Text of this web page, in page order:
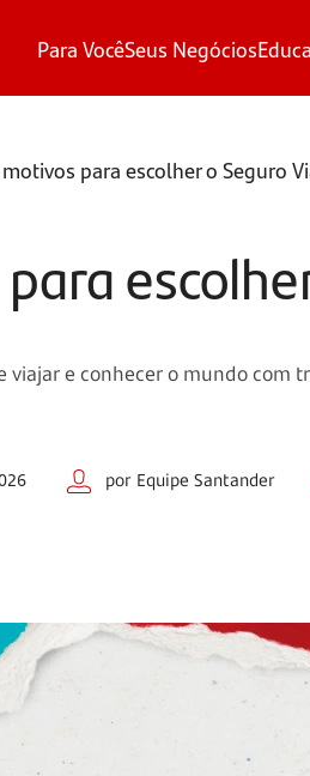
Para VocêSeus Negócios
para escolher o Seguro
viajar e conhecer o mundo com
por Equipe Santander